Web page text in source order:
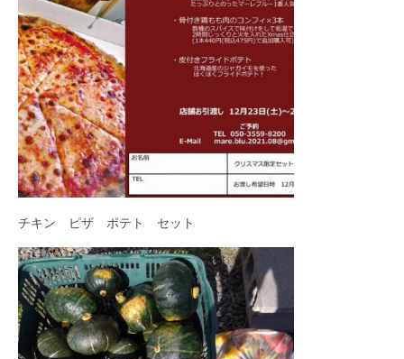
チキン ピザ ポテト セット